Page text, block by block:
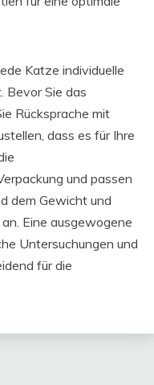
Katze individuelle
Bevor Sie das
Rücksprache mit
dass es für Ihre
und passen
dem Gewicht und
Eine ausgewogene
Untersuchungen und
für die